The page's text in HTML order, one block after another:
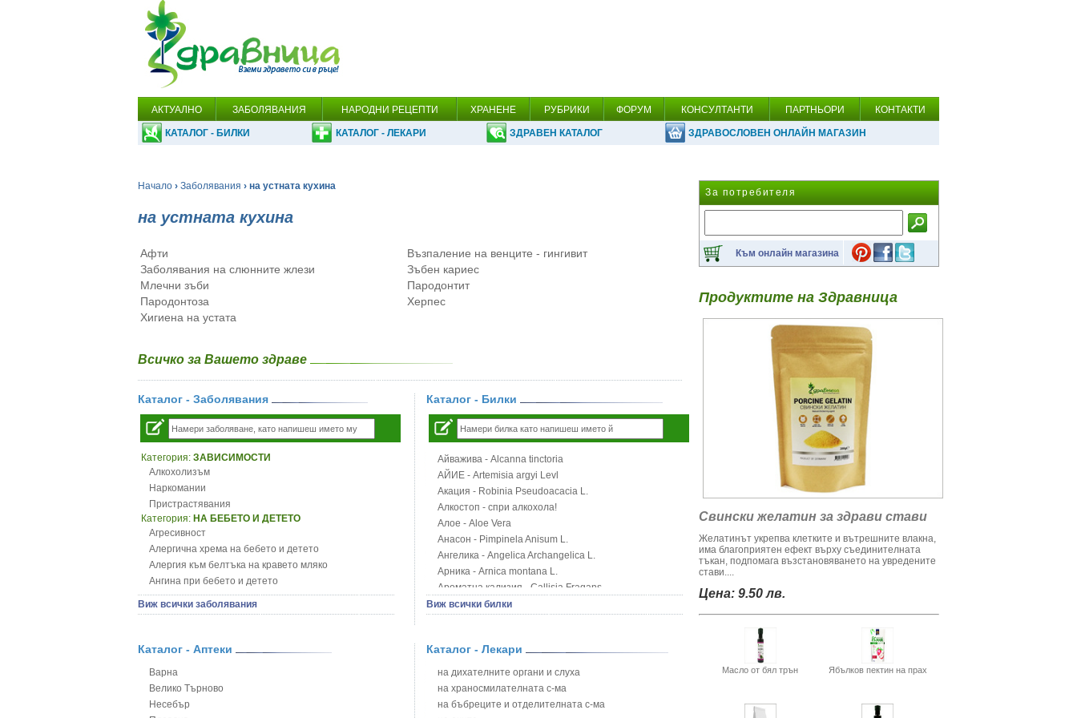
АКТУАЛНО ЗАБОЛЯВАНИЯ НАРОДНИ РЕЦЕПТИ ХРАНЕНЕ РУБРИКИ ФОРУМ КОНСУЛТАНТИ ПАРТНЬОРИ КОНТАКТИ
КАТАЛОГ - БИЛКИ КАТАЛОГ - ЛЕКАРИ ЗДРАВЕН КАТАЛОГ ЗДРАВОСЛОВЕН ОНЛАЙН МАГАЗИН
Начало › Заболявания › на устната кухина
на устната кухина
Афти
Възпаление на венците - гингивит
Заболявания на слюнните жлези
Зъбен кариес
Млечни зъби
Пародонтит
Пародонтоза
Херпес
Хигиена на устата
Всичко за Вашето здраве
Каталог - Заболявания
Категория: ЗАВИСИМОСТИ
Алкохолизъм
Наркомании
Пристрастявания
Категория: НА БЕБЕТО И ДЕТЕТО
Агресивност
Алергична хрема на бебето и детето
Алергия към белтъка на кравето мляко
Ангина при бебето и детето
Анемия при бебето и детето
Апетит - пълни деца
Безапетитие при бебето и детето
Бронхит и пневмония при деца
Варицела
Висока температура на бебето и детето
Виж всички заболявания
Каталог - Билки
Айважива - Alcanna tinctoria
АЙИЕ - Artemisia argyi Levl
Акация - Robinia Pseudoacacia L.
Алкостоп - спри алкохола!
Алое - Aloe Vera
Анасон - Pimpinela Anisum L.
Ангелика - Angelica Archangelica L.
Арника - Arnica montana L.
Ароматна кализия - Callisia Fragans
Арония - Sorbus melanocorpa
Блатен аир - Acorus calamus L.
Блатен тъжник - Spirea ulmaria L.
Блян
Бобови шушулки - Phaseolus Vulgaris L.
Божур - Paeonia Decora
Виж всички билки
Каталог - Аптеки
Варна
Велико Търново
Несебър
Каталог - Лекари
на дихателните органи и слуха
на храносмилателната с-ма
на бъбреците и отделителната с-ма
За потребителя
Към онлайн магазина
Продуктите на Здравница
Свински желатин за здрави стави
Желатинът укрепва клетките и вътрешните влакна,
има благоприятен ефект върху съединителната
тъкан, подпомага възстановяването на увредените
стави....
Цена: 9.50 лв.
Масло от бял трън Ябълков пектин на прах